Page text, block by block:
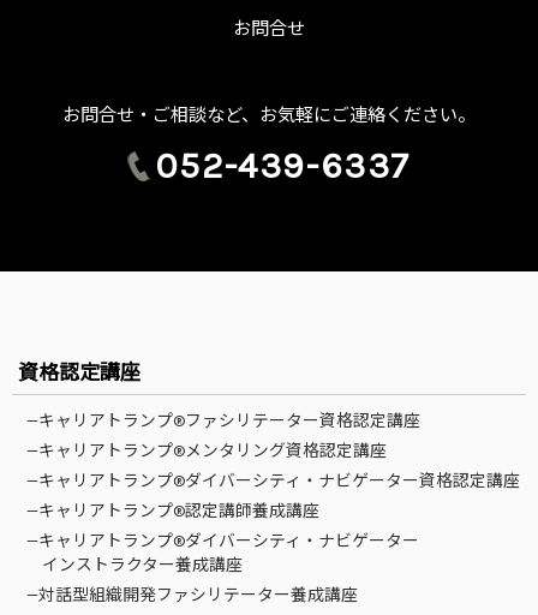
お問合せ
お問合せ・ご相談など、お気軽にご連絡ください。
052-439-6337
資格認定講座
—キャリアトランプ®ファシリテーター資格認定講座
—キャリアトランプ®メンタリング資格認定講座
—キャリアトランプ®ダイバーシティ・ナビゲーター資格認定講座
—キャリアトランプ®認定講師養成講座
—キャリアトランプ®ダイバーシティ・ナビゲーター
インストラクター養成講座
—対話型組織開発ファシリテーター養成講座